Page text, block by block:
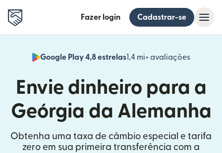
Fazer login Cadastrar-se
Google Play 4,8 estrelas1,4 mi+ avaliações
(abre
Envie dinheiro para a
Geórgia da Alemanha
Obtenha uma taxa de câmbio especial e tarifa
zero em sua primeira transferência com a